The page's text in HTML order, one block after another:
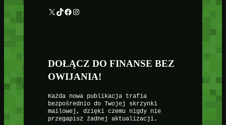
X TikTok Facebook Instagram
DOŁĄCZ DO FINANSE BEZ
OWIJANIA!
Każda nowa publikacja trafia
bezpośrednio do Twojej skrzynki
mailowej, dzięki czemu nigdy nie
przegapisz żadnej aktualizacji.